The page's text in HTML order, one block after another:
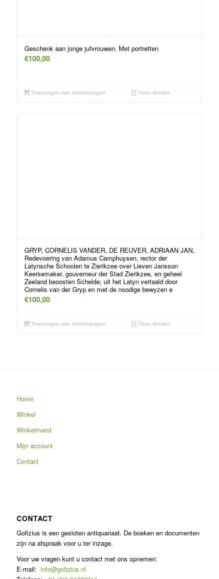
Geschenk aan jonge jufvrouwen. Met portretten
€100,00
Toevoegen aan winkelwagen Toon details
GRYP, CORNELIS VANDER, DE REUVER, ADRIAAN JAN,
Redevoering van Adamus Camphuysen, rector der
Latynsche Schoolen te Zierikzee over Lieven Jansson
Keersemaker, gouverneur der Stad Zierikzee, en geheel
Zeeland beoosten Schelde; uit het Latyn vertaald door
Cornelis van der Gryp en met de noodige bewyzen e
€100,00
Toevoegen aan winkelwagen Toon details
Home
Winkel
Winkelmand
Mijn account
Contact
CONTACT
Goltzius is een gesloten antiquariaat. De boeken en documenten
zijn na afspraak voor u ter inzage.
Voor uw vragen kunt u contact met ons opnemen:
E-mail: info@goltzius.nl